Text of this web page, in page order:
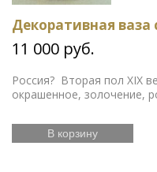
Декоративная
11 000 руб.
Россия? Вторая пол XIX
окрашенное, золочение,
В корзину